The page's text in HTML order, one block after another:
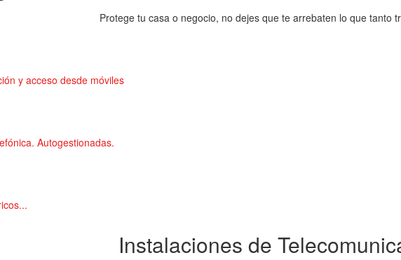
Protege tu casa o negocio, no dejes que te arrebaten lo que tanto
y acceso desde móviles
Autogestionadas.
Instalaciones de